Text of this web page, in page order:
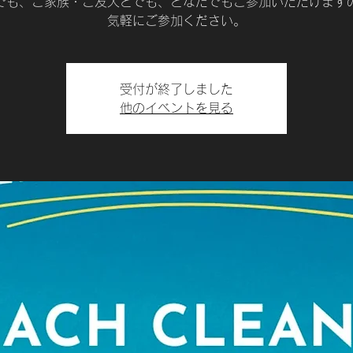
気軽にご参加ください。
受付が終了しました
他のイベントを見る